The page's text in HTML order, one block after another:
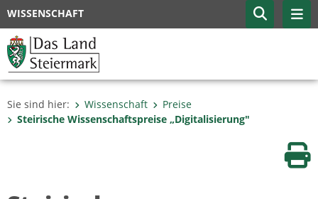
WISSENSCHAFT
Sie sind hier: Wissenschaft
Preise
Steirische Wissenschaftspreise „Digitalisierung"